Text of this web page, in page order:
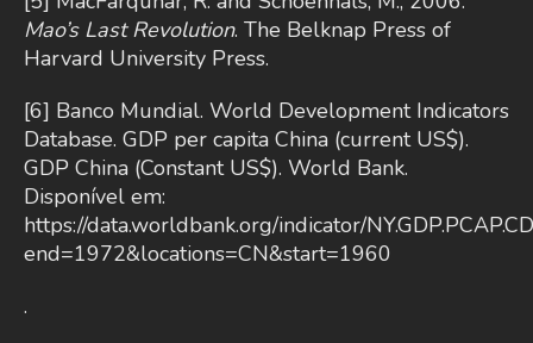
Mao’s Last Revolution. The Belknap Press of
Harvard University Press.
[6] Banco Mundial. World Development Indicators
Database. GDP per capita China (current US$).
GDP China (Constant US$). World Bank.
Disponível em:
https://data.worldbank.org/indicator/
end=1972&locations=CN&start=1960
.